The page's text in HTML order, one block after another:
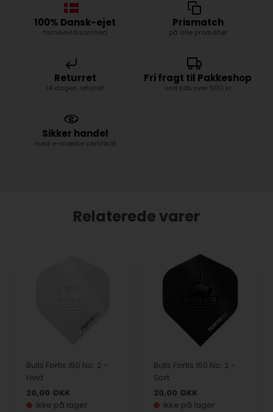
100% Dansk-ejet
familievirksomhed
Prismatch
på alle produkter
Returret
14 dages returret
Fri fragt til Pakkeshop
ved køb over 500 kr
Sikker handel
med e-mærke certifikat
Relaterede varer
Bulls Fortis 150 No. 2 -
Hvid
20,00 DKK
Ikke på lager
Bulls Fortis 150 No. 2 -
Sort
20,00 DKK
Ikke på lager